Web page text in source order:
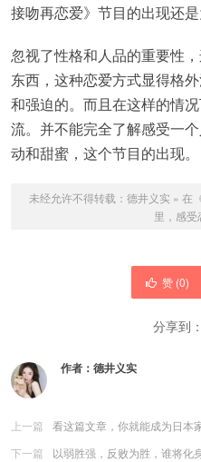
接吻再恋爱》节目的出现还
忽视了性格和人品的重要性
东西，这种恋爱方式显得格
和强迫的。而且在这样的情
流。并不能完全了解感受一
动和甜蜜，这个节目的出现。
未经允许不得转载： 德井义实 » 在
里，感
赞 (0)
分享到：
作者： 德井义实
上一篇
看这篇文章，你就能成为日本
下一篇
以弱胜强，反败为胜，谁将化